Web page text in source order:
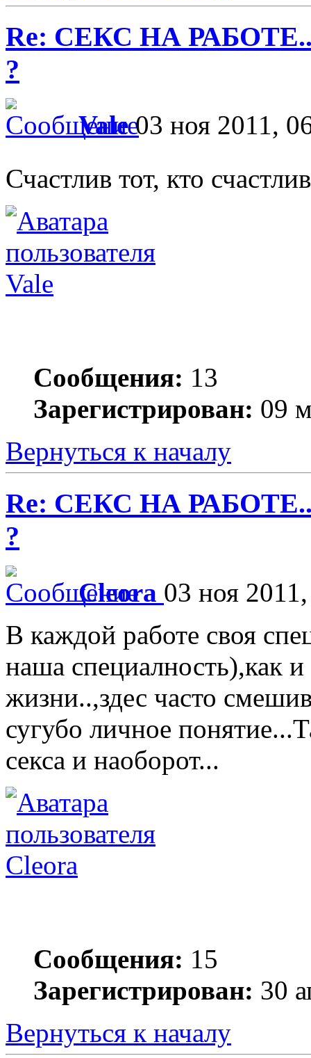
Re: СЕКС НА
?
Vale03 ноя 2011,
Счастлив тот, кто
Vale
Сообщения: 13
Зарегистрирован: 09
Вернуться к началу
Re: СЕКС НА
?
Cleora 03 ноя
В каждой работе своя
наша специалность),как
жизни..,здес часто
сугубо личное
секса и наоборот...
Cleora
Сообщения: 15
Зарегистрирован: 30
Вернуться к началу